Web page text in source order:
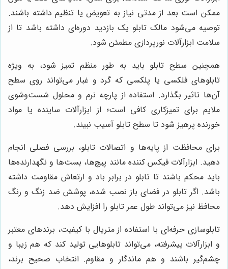
ممکن است بعد از مدتی نیاز به تعویض یا تنظیم داشته باشند.
توصیه می‌شود مالک تابلو یک بازدید دوره‌ای داشته باشد تا از
سلامت ابزارآلات نورپردازی مطمئن شود.
همچنین سطح تابلو باید به طور منظم تمیز شود، به ویژه
تابلوهای فلکسی یا پلکسی که گرد و غبار می‌تواند روی سطح
آن‌ها تاثیر بگذارد. استفاده از پارچه نرم و محلول شست‌وشوی
ملایم برای تمیزکاری کافی است؛ از ابزارآلات ساینده یا مواد
خورنده پرهیز شود تا سطح تابلو آسیب نبیند.
برای محافظت از پایه‌ها و اتصالات تابلو، بررسی فصلی انجام
دهید. ابزارآلات فیکس کننده مانند پیچ‌ها، بست‌ها و نگهدارنده‌ها
باید محکم باشند تا تابلو در برابر باد و ارتعاش مقاومت داشته
باشد. اگر تابلو در فضای باز نصب شده، پوشش ضد زنگ و رنگ
محافظ نیز می‌تواند طول عمر تابلو را افزایش دهد.
تابلوسازی حرفه‌ای با استفاده از متریال با کیفیت، برندهای معتبر
و ابزارآلات پیشرفته، می‌تواند تابلوهایی تولید کند که هم زیبا و
چشم‌گیر باشند و هم ماندگار و مقاوم. انتخاب صحیح برند،